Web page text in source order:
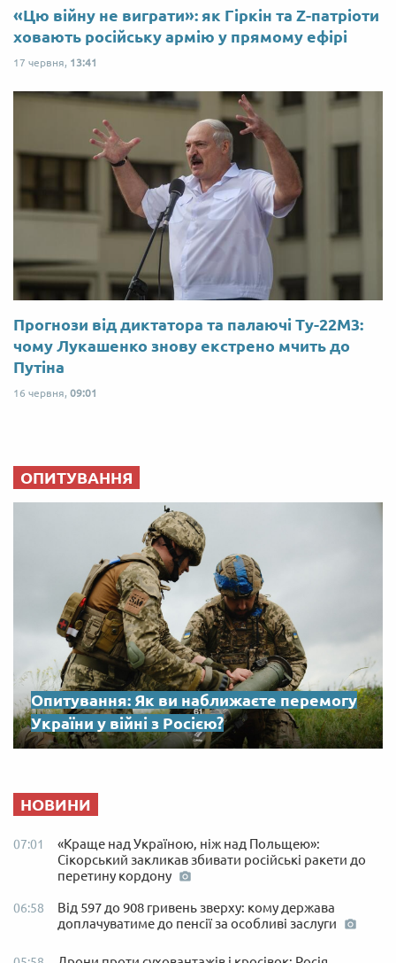
«Цю війну не виграти»: як Гіркін та Z-патріоти
ховають російську армію у прямому ефірі
17 червня, 13:41
Прогнози від диктатора та палаючі Ту-22М3:
чому Лукашенко знову екстрено мчить до
Путіна
16 червня, 09:01
ОПИТУВАННЯ
Опитування: Як ви наближаєте перемогу
України у війні з Росією?
НОВИНИ
07:01
«Краще над Україною, ніж над Польщею»:
Сікорський закликав збивати російські ракети до
перетину кордону
06:58
Від 597 до 908 гривень зверху: кому держава
доплачуватиме до пенсії за особливі заслуги